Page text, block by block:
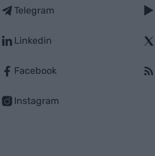
Telegram
Linkedin
Facebook
Instagram